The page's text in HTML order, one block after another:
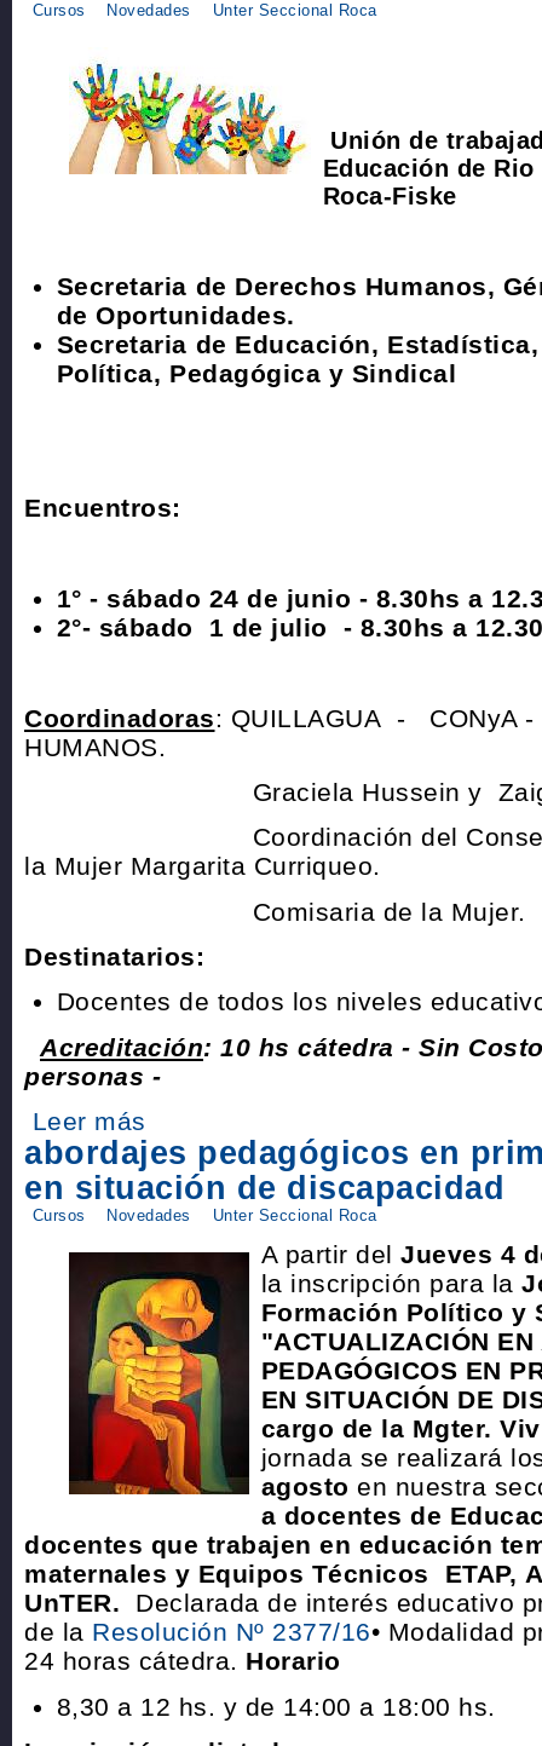
Cursos Novedades Unter Seccional Roca
Unión de
Educación de
Roca-Fiske
Secretaria de Derechos Humanos,
de Oportunidades.
Secretaria de Educación,
Política, Pedagógica y Sindical
Encuentros:
1° - sábado 24 de junio - 8.30hs a
2°- sábado 1 de julio - 8.30hs a
Coordinadoras: QUILLAGUA - CONyA
HUMANOS.
Graciela Hussein y
Coordinación del Consejo
la Mujer Margarita Curriqueo.
Comisaria de la Mujer.
Destinatarios:
Docentes de todos los niveles
Acreditación: 10 hs cátedra - Sin
personas -
Leer más
abordajes pedagógicos en
en situación de discapacidad
Cursos Novedades Unter Seccional Roca
A partir delJueves 4
la inscripción para la
Formación Político y
"ACTUALIZACIÓN
PEDAGÓGICOS EN
EN SITUACIÓN DE
cargo de la Mgter.
jornada se realizará
agosto en nuestra
a docentes de
docentes que trabajen en educación
maternales y Equipos Técnicos ETAP,
UnTER.
Declarada de interés educativo
de la Resolución Nº 2377/16• Modalidad
24 horas cátedra. Horario
8,30 a 12 hs. y de 14:00 a 18:00 hs.